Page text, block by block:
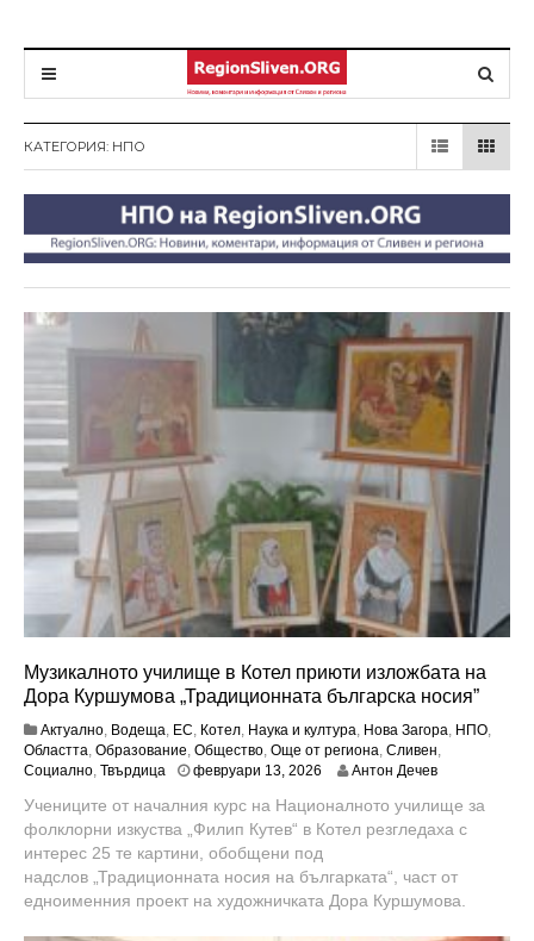
КАТЕГОРИЯ: НПО
Музикалното училище в Котел приюти изложбата на
Дора Куршумова „Традиционната българска носия”
Актуално Водеща ЕС Котел Наука и култура Нова Загора НПО
Областта Образование Общество Още от региона Сливен
Социално Твърдица февруари 13, 2026
р
т
1
2
Антон Дечев
Учениците от началния курс на Националното училище за
фолклорни изкуства „Филип Кутев“ в Котел резгледаха с
интерес 25 те картини, обобщени под
надслов „Традиционната носия на българката“, част от
едноименния проект на художничката Дора Куршумова.